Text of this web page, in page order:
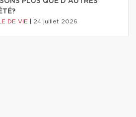
DE VIE 24 juillet 2026